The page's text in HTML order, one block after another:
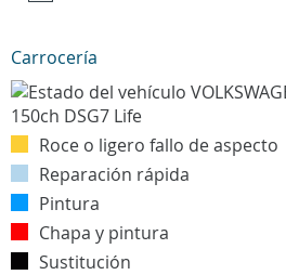
Carrocería
Roce o ligero fallo de aspecto
Reparación rápida
Pintura
Chapa y pintura
Sustitución